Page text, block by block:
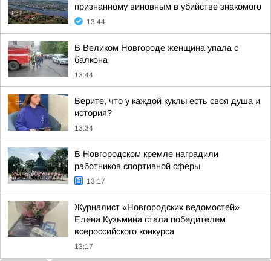
признанному виновным в убийстве знакомого
13:44
В Великом Новгороде женщина упала с
балкона
13:44
Верите, что у каждой куклы есть своя душа и
история?
13:34
В Новгородском кремле наградили
работников спортивной сферы
13:17
Журналист «Новгородских ведомостей»
Елена Кузьмина стала победителем
всероссийского конкурса
13:17